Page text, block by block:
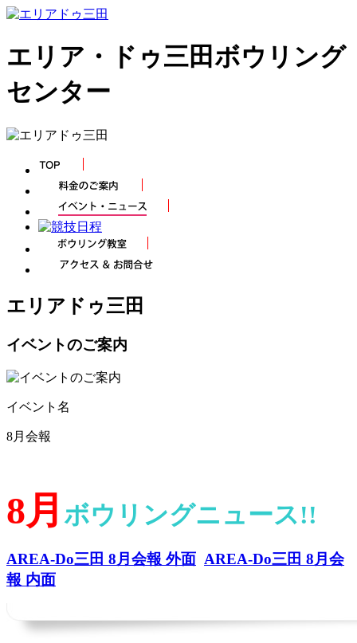
エリア・ドゥ三田ボウリング
センター
エリアドゥ三田
イベントのご案内
イベント名
8月会報
8月 ボウリングニュース!!
AREA-Do三田 8月会報 外面 AREA-Do三田 8月会
報 内面